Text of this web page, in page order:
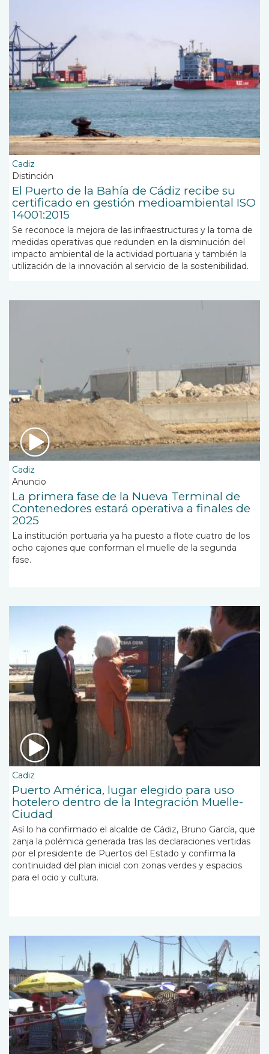
Cadiz
Distinción
El Puerto de la Bahía de Cádiz recibe su
certificado en gestión medioambiental ISO
14001:2015
Se reconoce la mejora de las infraestructuras y la toma de
medidas operativas que redunden en la disminución del
impacto ambiental de la actividad portuaria y también la
utilización de la innovación al servicio de la sostenibilidad.
Cadiz
Anuncio
La primera fase de la Nueva Terminal de
Contenedores estará operativa a finales de
2025
La institución portuaria ya ha puesto a flote cuatro de los
ocho cajones que conforman el muelle de la segunda
fase.
Cadiz
Puerto América, lugar elegido para uso
hotelero dentro de la Integración Muelle-
Ciudad
Así lo ha confirmado el alcalde de Cádiz, Bruno García, que
zanja la polémica generada tras las declaraciones vertidas
por el presidente de Puertos del Estado y confirma la
continuidad del plan inicial con zonas verdes y espacios
para el ocio y cultura.